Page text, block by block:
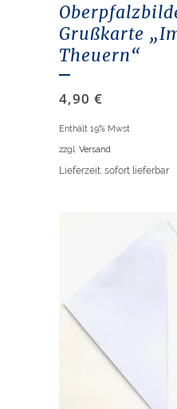
Grußkarte
Theuern“
4,90 €
Enthält 19% Mwst
zzgl. Versand
Lieferzeit: sofort lieferbar